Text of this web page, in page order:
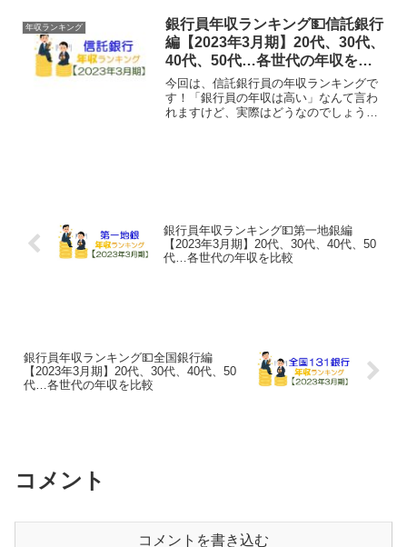
きます。対象となるのは、以下の12銀行
です。CODE区分銀行...
年収ランキング
銀行員年収ランキング💵信託銀行
編【2023年3月期】20代、30代、
40代、50代…各世代の年収を比
較
今回は、信託銀行員の年収ランキングで
す！「銀行員の年収は高い」なんて言わ
れますけど、実際はどうなのでしょう
銀行員年収ランキング💵第一地銀編
【2023年3月期】20代、30代、40代、50
代…各世代の年収を比較
銀行員年収ランキング💵全国銀行編
【2023年3月期】20代、30代、40代、50
代…各世代の年収を比較
コメント
コメントを書き込む